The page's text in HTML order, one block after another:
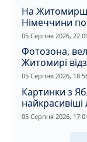
На
Німеччини
05 Серпня 2026,
Фотозона,
Житомирі
Незалежності
05 Серпня 2026,
Картинки з
найкрасивіші
святом
05 Серпня 2026, 17:01